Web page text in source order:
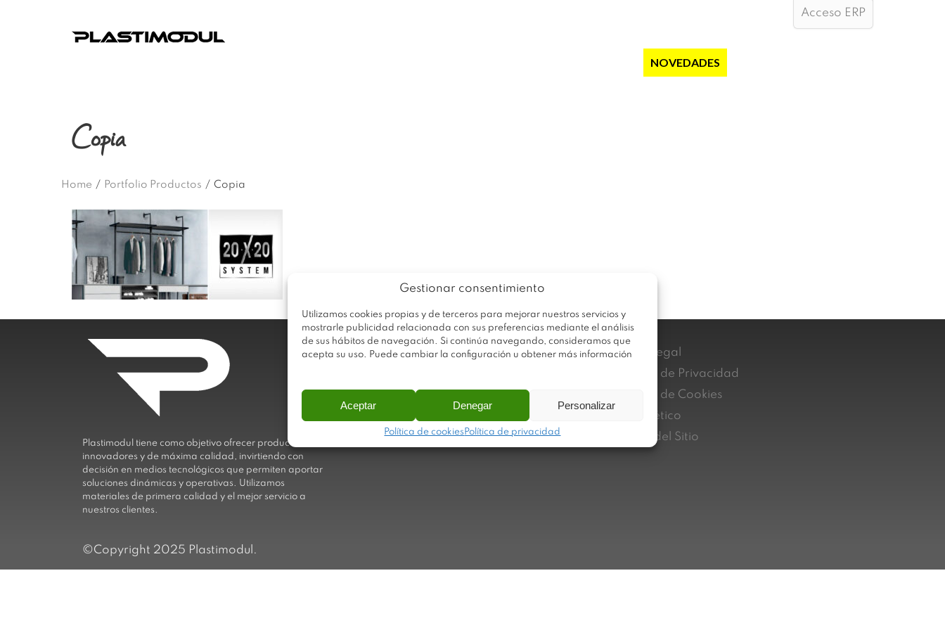
Gestionar consentimiento
Utilizamos cookies propias y de terceros para mejorar nuestros servicios y
mostrarle publicidad relacionada con sus preferencias mediante el análisis
de sus hábitos de navegación. Si continúa navegando, consideramos que
acepta su uso. Puede cambiar la configuración u obtener más información
Aceptar Denegar Personalizar
Política de cookies Política de privacidad
Acceso ERP
NOVEDADES
Copia
Home / Portfolio Productos / Copia
Plastimodul tiene como objetivo ofrecer productos
innovadores y de máxima calidad, invirtiendo con
decisión en medios tecnológicos que permiten aportar
soluciones dinámicas y operativas. Utilizamos
materiales de primera calidad y el mejor servicio a
nuestros clientes.
Trabaja con nosotros
Noticias
Contacto
Aviso Legal
Política de Privacidad
Política de Cookies
Canal ético
Mapa del Sitio
©Copyright 2025 Plastimodul.